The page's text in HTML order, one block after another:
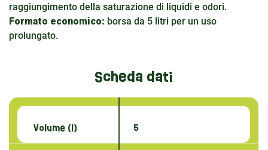
raggiungimento della saturazione di liquidi e odori.
Formato economico: borsa da 5 litri per un uso
prolungato.
Scheda dati
Volume (l) 5